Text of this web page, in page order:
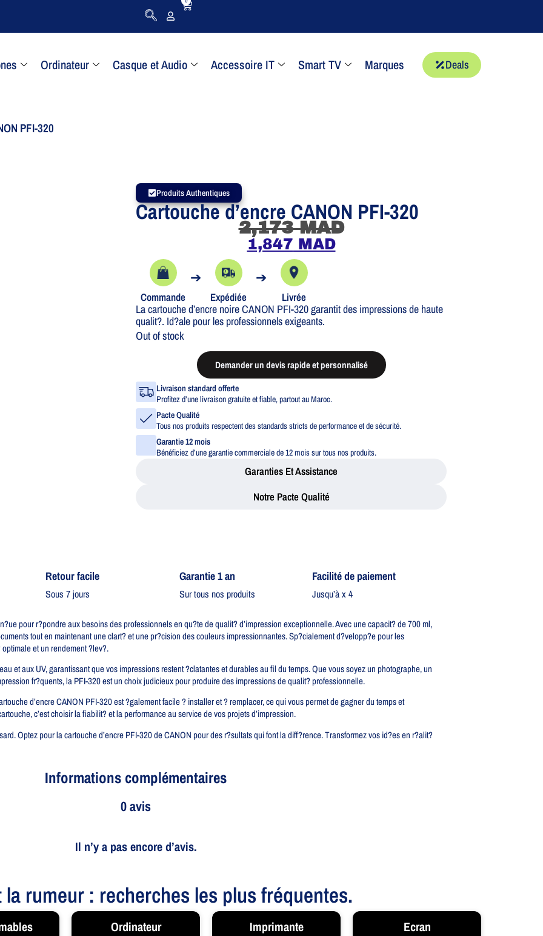
Ordinateur Casque et Audio Accessoire IT Smart TV Marques Deals
PFI-320
Produits Authentiques
Cartouche d’encre CANON PFI-320
2,173MAD
1,847 MAD
Commande
➔
Expédiée
➔
Livrée
La cartouche d’encre noire CANON PFI-320 garantit des impressions de haute
qualit?. Id?ale pour les professionnels exigeants.
Out of stock
Demander un devis rapide et personnalisé
Livraison standard offerte
Profitez d’une livraison gratuite et fiable, partout au Maroc.
Pacte Qualité
Tous nos produits respectent des standards stricts de performance et de sécurité.
Garantie 12 mois
Bénéficiez d’une garantie commerciale de 12 mois sur tous nos produits.
Garanties Et Assistance
Notre Pacte Qualité
Retour facile​
Sous 7 jours
Garantie 1 an
Sur tous nos produits
Facilité de paiement
Jusqu’à x 4
pour r?pondre aux besoins des professionnels en qu?te de qualit? d’impression exceptionnelle. Avec une capacit? de 700 ml,
tout en maintenant une clart? et une pr?cision des couleurs impressionnantes. Sp?cialement d?velopp?e pour les
et un rendement ?lev?.
et aux UV, garantissant que vos impressions restent ?clatantes et durables au fil du temps. Que vous soyez un photographe, un
fr?quents, la PFI-320 est un choix judicieux pour produire des impressions de qualit? professionnelle.
d’encre CANON PFI-320 est ?galement facile ? installer et ? remplacer, ce qui vous permet de gagner du temps et
c’est choisir la fiabilit? et la performance au service de vos projets d’impression.
Optez pour la cartouche d’encre PFI-320 de CANON pour des r?sultats qui font la diff?rence. Transformez vos id?es en r?alit?
Informations complémentaires
0 avis
Il n’y a pas encore d’avis.
rumeur : recherches les plus fréquentes.
Ordinateur Imprimante Ecran